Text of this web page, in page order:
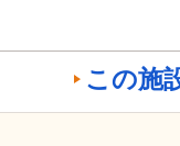
この施